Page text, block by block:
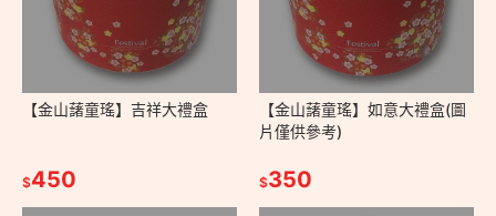
【金山藷童瑤】吉祥大禮盒
$450
【金山藷童瑤】如意大禮盒(圖
片僅供參考)
$350